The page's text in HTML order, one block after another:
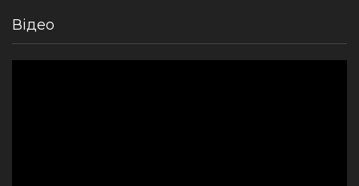
Відео